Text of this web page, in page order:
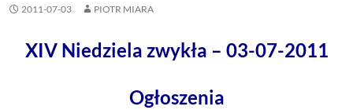
2011-07-03 PIOTR MIARA
XIV Niedziela zwykła – 03-07-2011
Ogłoszenia